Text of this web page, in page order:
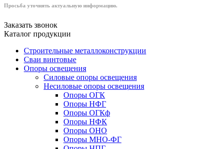
Просьба уточнять актуальную информацию.
Заказать звонок
Каталог продукции
Строительные металлоконструкции
Сваи винтовые
Опоры освещения
Силовые опоры освещения
Несиловые опоры освещения
Опоры ОГК
Опоры НФГ
Опоры ОГКф
Опоры НФК
Опоры ОНО
Опоры МНО-ФГ